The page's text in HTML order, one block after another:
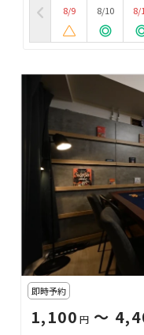
8/9
8/10
8/
即時予約
1,100 円 〜